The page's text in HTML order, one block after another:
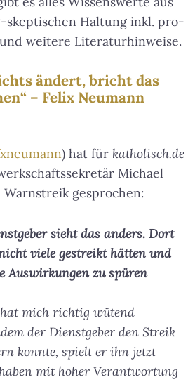
skeptischen Haltung inkl. pro-
weitere Literaturhinweise.
ändert, bricht das
– Felix Neumann
) hat für katholisch.de
Michael
gesprochen:
sieht das anders. Dort
viele gestreikt hätten und
Auswirkungen zu spüren
mich richtig wütend
der Dienstgeber den Streik
konnte, spielt er ihn jetzt
mit hoher Verantwortung